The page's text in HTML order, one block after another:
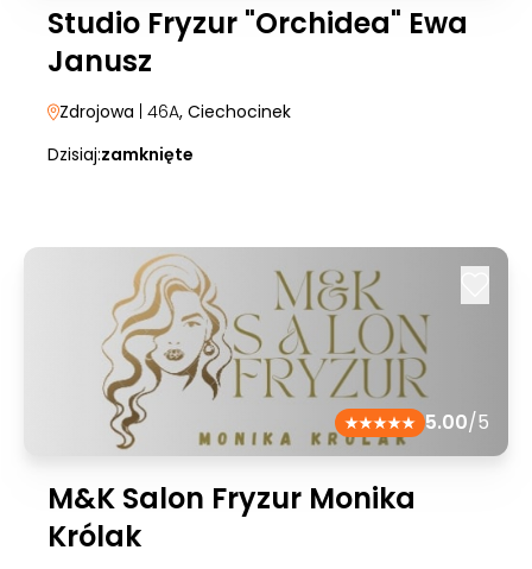
Studio Fryzur "Orchidea" Ewa
Janusz
Zdrojowa | 46A, Ciechocinek
Dzisiaj:zamknięte
5.00/5
M&K Salon Fryzur Monika
Królak